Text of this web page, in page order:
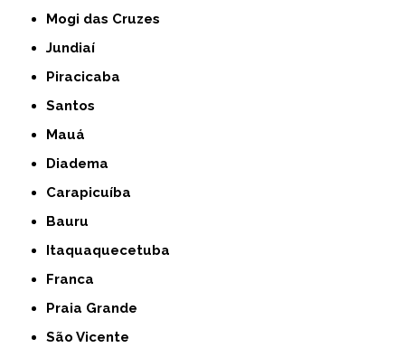
Mogi das Cruzes
Jundiaí
Piracicaba
Santos
Mauá
Diadema
Carapicuíba
Bauru
Itaquaquecetuba
Franca
Praia Grande
São Vicente